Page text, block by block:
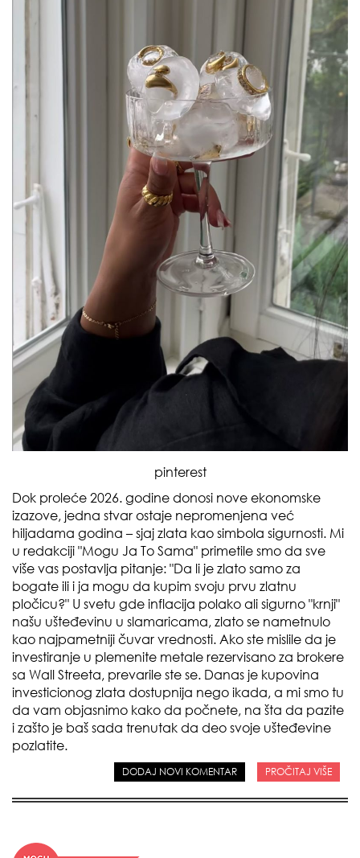
pinterest
Dok proleće 2026. godine donosi nove ekonomske
izazove, jedna stvar ostaje nepromenjena već
hiljadama godina – sjaj zlata kao simbola sigurnosti. Mi
u redakciji "Mogu Ja To Sama" primetile smo da sve
više vas postavlja pitanje: "Da li je zlato samo za
bogate ili i ja mogu da kupim svoju prvu zlatnu
pločicu?" U svetu gde inflacija polako ali sigurno "krnji"
našu ušteđevinu u slamaricama, zlato se nametnulo
kao najpametniji čuvar vrednosti. Ako ste mislile da je
investiranje u plemenite metale rezervisano za brokere
sa Wall Streeta, prevarile ste se. Danas je kupovina
investicionog zlata dostupnija nego ikada, a mi smo tu
da vam objasnimo kako da počnete, na šta da pazite
i zašto je baš sada trenutak da deo svoje ušteđevine
pozlatite.
DODAJ NOVI KOMENTAR PROČITAJ VIŠE